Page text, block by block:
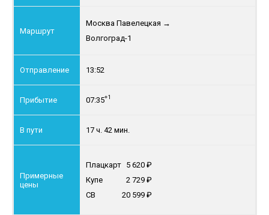
Москва Павелецкая →
Волгоград-1
13:52
07:35+1
17 ч. 42 мин.
Плацкарт 5 620
Купе
2 729
СВ
20 599